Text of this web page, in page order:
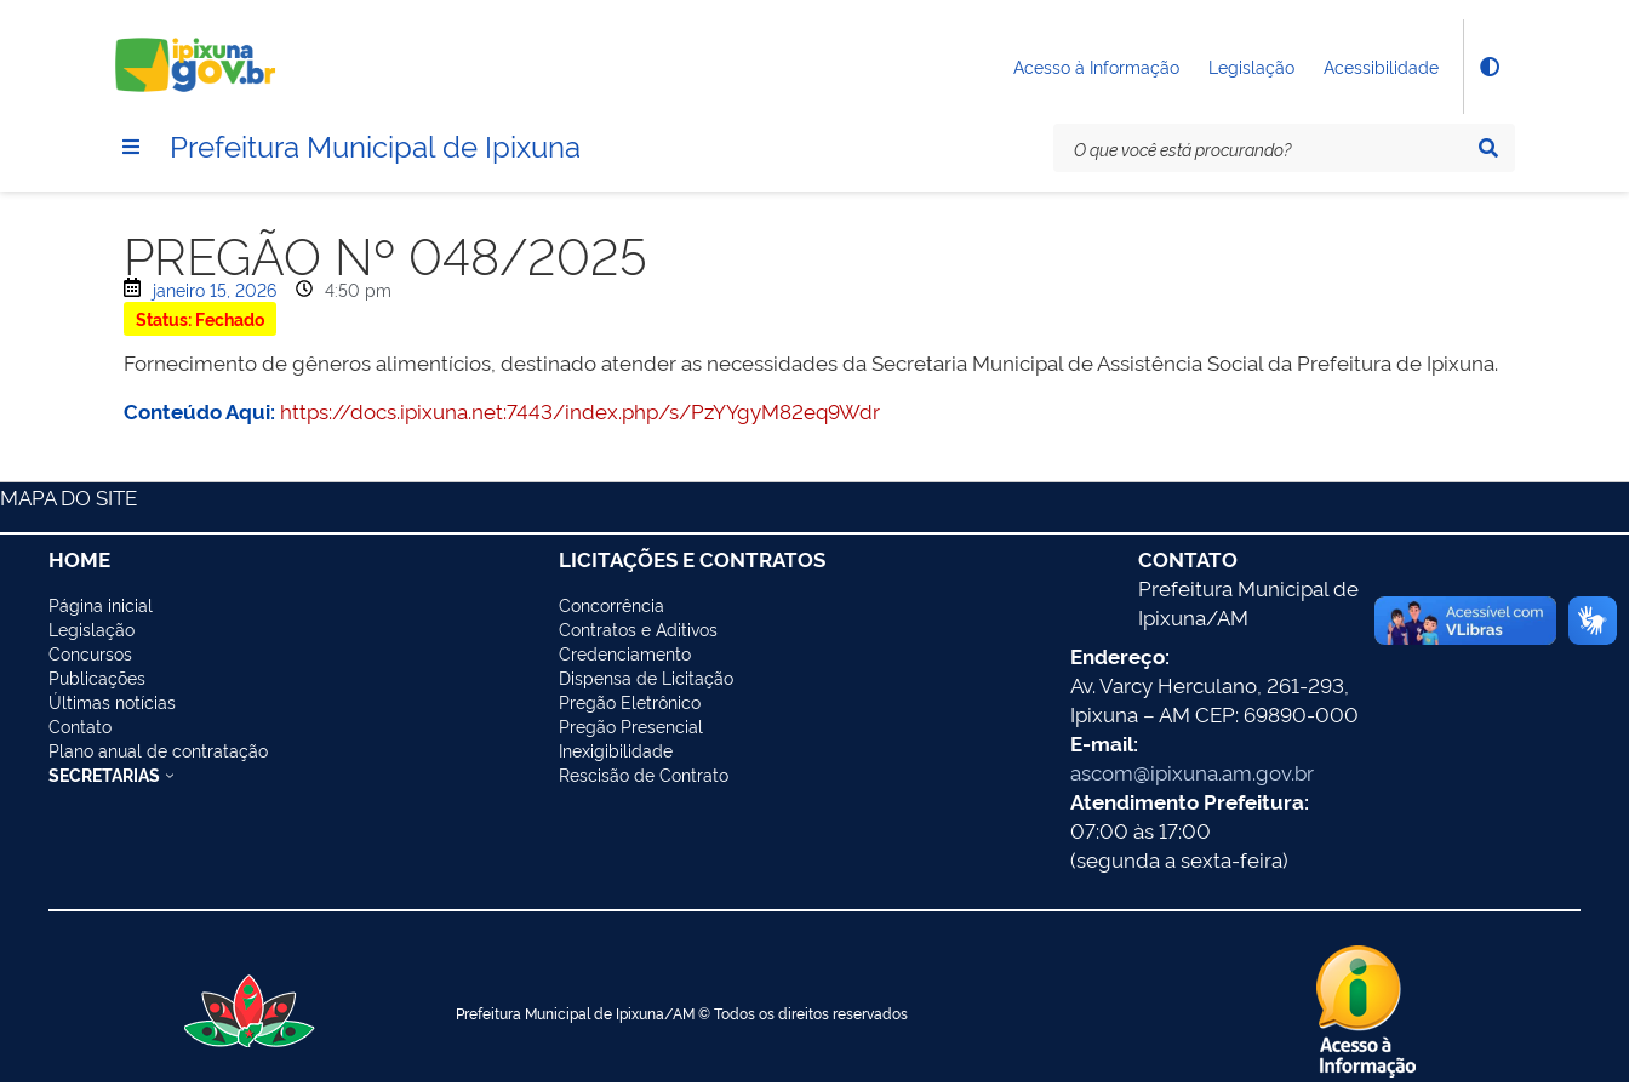
Acesso à Informação Legislação Acessibilidade
Prefeitura Municipal de Ipixuna
PREGÃO Nº 048/2025
janeiro 15, 2026
4:50 pm
Status: Fechado
Fornecimento de gêneros alimentícios, destinado atender as necessidades da Secretaria Municipal de Assistência Social da Prefeitura de Ipixuna.
Conteúdo Aqui: https://docs.ipixuna.net:7443/index.php/s/PzYYgyM82eq9Wdr
MAPA DO SITE
HOME
Página inicial
Legislação
Concursos
Publicações
Últimas notícias
Contato
Plano anual de contratação
SECRETARIAS
LICITAÇÕES E CONTRATOS
Concorrência
Contratos e Aditivos
Credenciamento
Dispensa de Licitação
Pregão Eletrônico
Pregão Presencial
Inexigibilidade
Rescisão de Contrato
CONTATO
Prefeitura Municipal de
Ipixuna/AM
Endereço:
Av. Varcy Herculano, 261-293,
Ipixuna – AM CEP: 69890-000
E-mail:
ascom@ipixuna.am.gov.br
Atendimento Prefeitura:
07:00 às 17:00
(segunda a sexta-feira)
Prefeitura Municipal de Ipixuna/AM © Todos os direitos reservados